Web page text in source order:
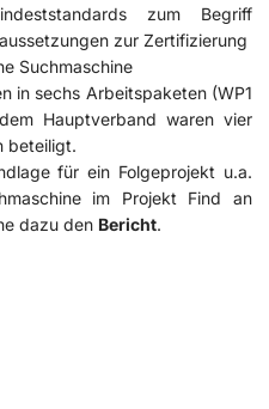
zum Begriff
zur Zertifizierung
Suchmaschine
in sechs Arbeitspaketen (WP1
Hauptverband waren vier
beteiligt.
für ein Folgeprojekt u.a.
im Projekt Find an
dazu den Bericht.